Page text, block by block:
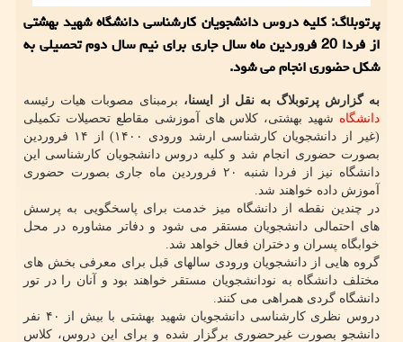
پرتوبلاگ: کلیه دروس دانشجویان کارشناسی دانشگاه شهید بهشتی
از فردا 20 فروردین ماه سال جاری برای نیم سال دوم تحصیلی به
شکل حضوری انجام می شود.
به گزارش پرتوبلاگ به نقل از ایسنا، برمبنای مصوبات هیات رئیسه
دانشگاه شهید بهشتی، کلاس های آموزشی مقاطع تحصیلات تکمیلی
(غیر از دانشجویان کارشناسی ارشد ورودی ۱۴۰۰) از ۱۴ فروردین
بصورت حضوری انجام شد و کلیه دروس دانشجویان کارشناسی این
دانشگاه نیز از فردا شنبه ۲۰ فروردین ماه جاری بصورت حضوری
آموزش داده خواهند شد.
در چندین نقطه از دانشگاه میز خدمت برای پاسخگویی به پرسش
های احتمالی دانشجویان مستقر می شود و دفاتر مشاوره در محل
خوابگاه پسران و دختران فعال خواهد شد.
گروه هایی از دانشجویان ورودی سالهای قبل برای معرفی بخش های
مختلف دانشگاه به نودانشجویان مستقر خواهند بود و آنان را در تور
دانشگاه گردی همراهی می کنند.
دروس نظری کارشناسی دانشجویان شهید بهشتی با بیش از ۴۰ نفر
دانشجو بصورت غیرحضوری برگزار شده و برای این دروس، کلاس